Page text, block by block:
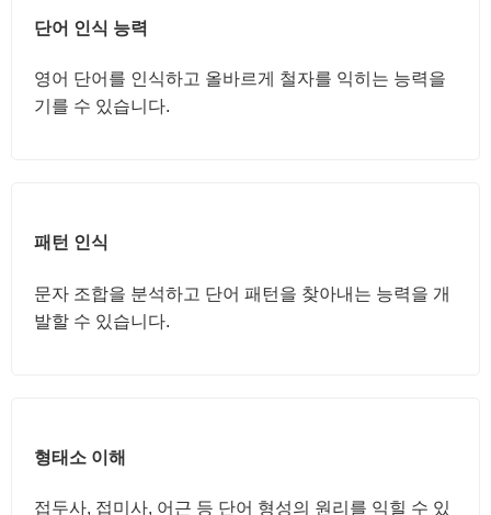
단어 인식 능력
영어 단어를 인식하고 올바르게 철자를 익히는 능력을
기를 수 있습니다.
패턴 인식
문자 조합을 분석하고 단어 패턴을 찾아내는 능력을 개
발할 수 있습니다.
형태소 이해
접두사, 접미사, 어근 등 단어 형성의 원리를 익힐 수 있